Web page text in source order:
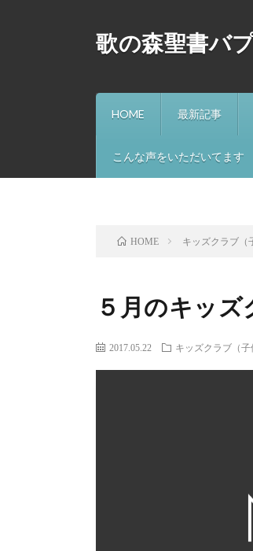
歌の森聖書バ
HOME 最新記事
こんな声をいただいてます
HOME キッズクラブ（
５月のキッズ
2017.05.22 キッズクラブ（子